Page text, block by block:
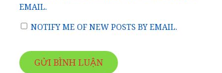
EMAIL.
NOTIFY ME OF NEW POSTS BY EMAIL.